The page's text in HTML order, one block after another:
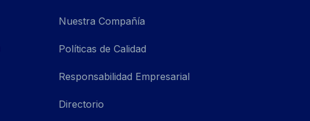
Nuestra Compañía
Políticas de Calidad
Responsabilidad Empresarial
Directorio